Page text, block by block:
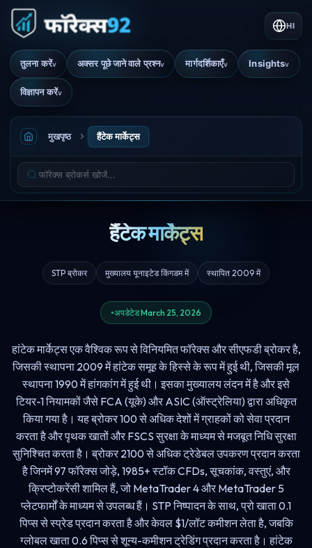
तुलना करेंv अक्सर पूछे जाने वाले प्रश्नv मार्गदर्शिकाएँv Insightsv
विज्ञापन करेंv
HI
मुखपृष्ठ हैंटेक मार्केट्स
हैंटेक मार्केट्स
STP ब्रोकर मुख्यालय यूनाइटेड किंगडम में स्थापित 2009 में
अपडेटेड March 25, 2026
हांटेक मार्केट्स एक वैश्विक रूप से विनियमित फॉरेक्स और सीएफडी ब्रोकर है,
जिसकी स्थापना 2009 में हांटेक समूह के हिस्से के रूप में हुई थी, जिसकी मूल
स्थापना 1990 में हांगकांग में हुई थी। इसका मुख्यालय लंदन में है और इसे
टियर-1 नियामकों जैसे FCA (यूके) और ASIC (ऑस्ट्रेलिया) द्वारा अधिकृत
किया गया है। यह ब्रोकर 100 से अधिक देशों में ग्राहकों को सेवा प्रदान
करता है और पृथक खातों और FSCS सुरक्षा के माध्यम से मजबूत निधि सुरक्षा
सुनिश्चित करता है। ब्रोकर 2100 से अधिक ट्रेडेबल उपकरण प्रदान करता
है जिनमें 97 फॉरेक्स जोड़े, 1985+ स्टॉक CFDs, सूचकांक, वस्तुएं, और
क्रिप्टोकरेंसी शामिल हैं, जो MetaTrader 4 और MetaTrader 5
प्लेटफार्मों के माध्यम से उपलब्ध हैं। STP निष्पादन के साथ, प्रो खाता 0.1
पिप्स से स्प्रेड प्रदान करता है और केवल $1/लॉट कमीशन लेता है, जबकि
ग्लोबल खाता 0.6 पिप्स से शून्य-कमीशन ट्रेडिंग प्रदान करता है। हांटेक